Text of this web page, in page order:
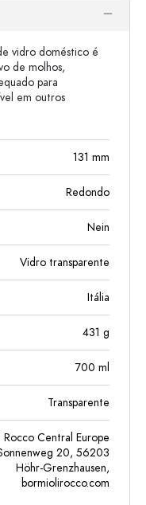
vidro doméstico é
de molhos,
para
em outros
131 mm
Redondo
Nein
Vidro transparente
Itália
431 g
700 ml
Transparente
Rocco Central Europe
20, 56203
Höhr-Grenzhausen,
bormiolirocco.com